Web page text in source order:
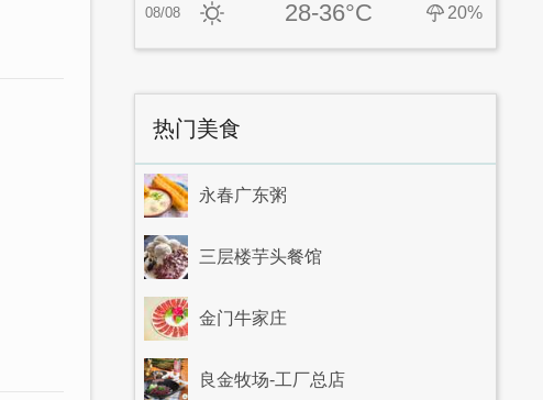
08/08 28-36°C 20%
热门美食
永春广东粥
三层楼芋头餐馆
金门牛家庄
良金牧场-工厂总店